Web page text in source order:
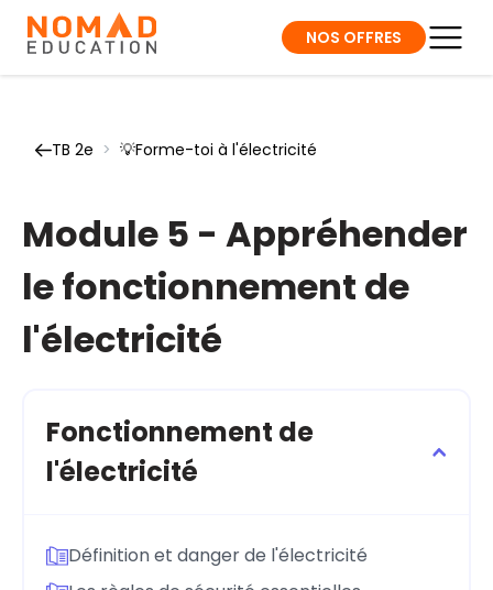
NOS OFFRES
TB 2e > 💡Forme-toi à l'électricité
Module 5 - Appréhender
le fonctionnement de
l'électricité
Fonctionnement de
l'électricité
Définition et danger de l'électricité